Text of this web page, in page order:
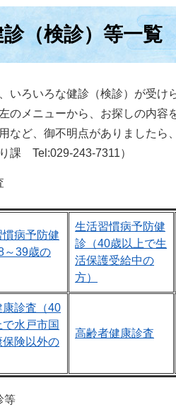
（検診）等一覧
いろいろな健診（検診）が受け
のメニューから、お探しの内容
など、御不明点がありましたら
課 Tel:029-243-7311）
慣病予防健
～39歳の
生活習慣病予防健
診（40歳以上で生
活保護受給中の
方）
康診査（40
水戸市国
保険以外の
高齢者健康診査
等